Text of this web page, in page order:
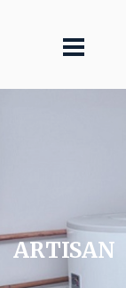
ARTISAN